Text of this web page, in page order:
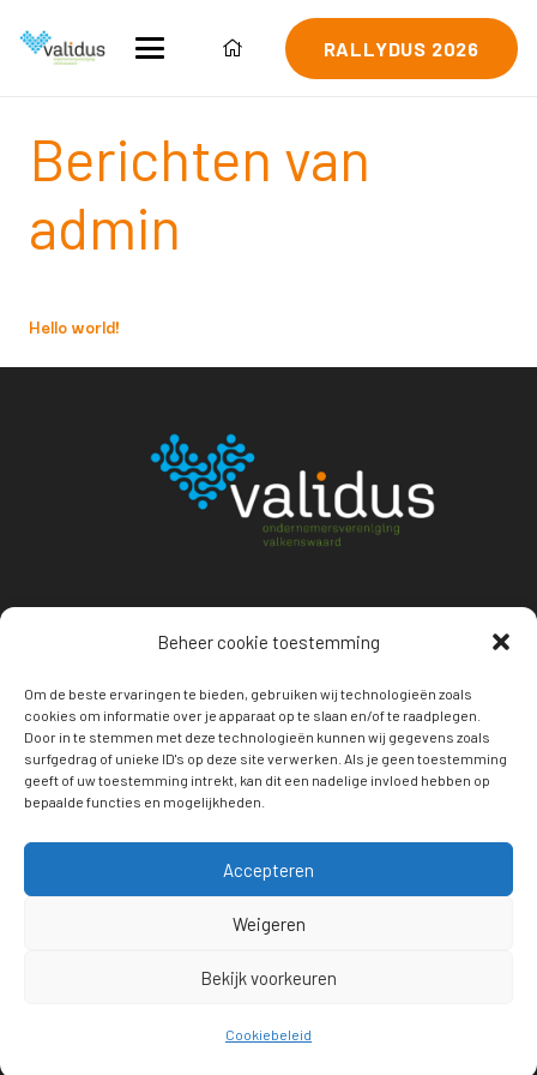
Beheer cookie toestemming
Om de beste ervaringen te bieden, gebruiken wij technologieën zoals
cookies om informatie over je apparaat op te slaan en/of te raadplegen.
Door in te stemmen met deze technologieën kunnen wij gegevens zoals
surfgedrag of unieke ID's op deze site verwerken. Als je geen toestemming
geeft of uw toestemming intrekt, kan dit een nadelige invloed hebben op
bepaalde functies en mogelijkheden.
Accepteren
Weigeren
Bekijk voorkeuren
Cookiebeleid
RALLYDUS 2026
Berichten van
admin
Hello world!
Ondernemersvereniging
Validus
kvk 17122674 • iban NL58 SNSB 0950 2432 21